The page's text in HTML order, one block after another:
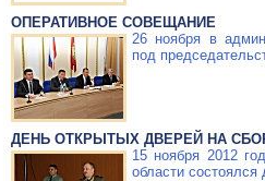
ОПЕРАТИВНОЕ СОВЕЩАНИЕ
26 ноября в
под
ДЕНЬ ОТКРЫТЫХ ДВЕРЕЙ НА
15 ноября 2012
области